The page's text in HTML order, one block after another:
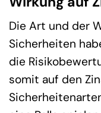
Die Art und der
Sicherheiten
die
somit auf den